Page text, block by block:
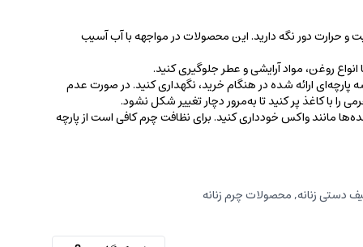
و حرارت دور نگه دارید. این محصولات در مواجهه با آب آسیب
روغن‌، مواد آرایشی و عطر جلوگیری کنید.
پارچه‌ای ارائه شده در هنگام خرید، ‌نگهداری کنید. در صورت عدم
را با کاغذ پر کنید تا به‌مرور دچار تغییر شکل نشود.
مانند واکس خودداری کنید. برای نظافت چرم کافی است از پارچه‌
دستی زنانه,محصولات چرم زنانه